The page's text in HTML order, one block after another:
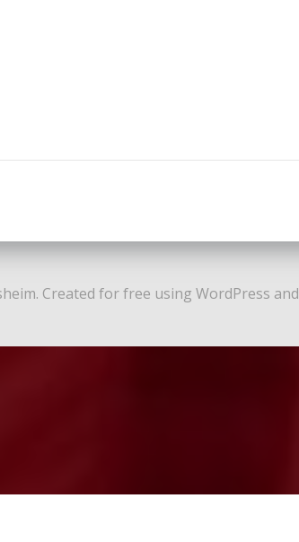
navigation
Created for free using WordPress and